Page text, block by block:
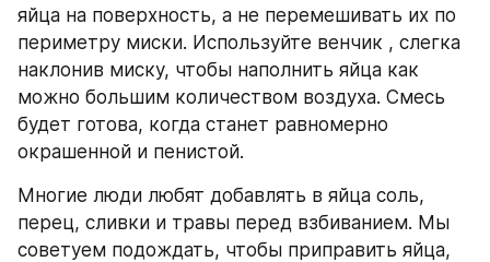
яйца на поверхность, а не перемешивать их по
периметру миски. Используйте венчик , слегка
наклонив миску, чтобы наполнить яйца как
можно большим количеством воздуха. Смесь
будет готова, когда станет равномерно
окрашенной и пенистой.
Многие люди любят добавлять в яйца соль,
перец, сливки и травы перед взбиванием. Мы
советуем подождать, чтобы приправить яйца,